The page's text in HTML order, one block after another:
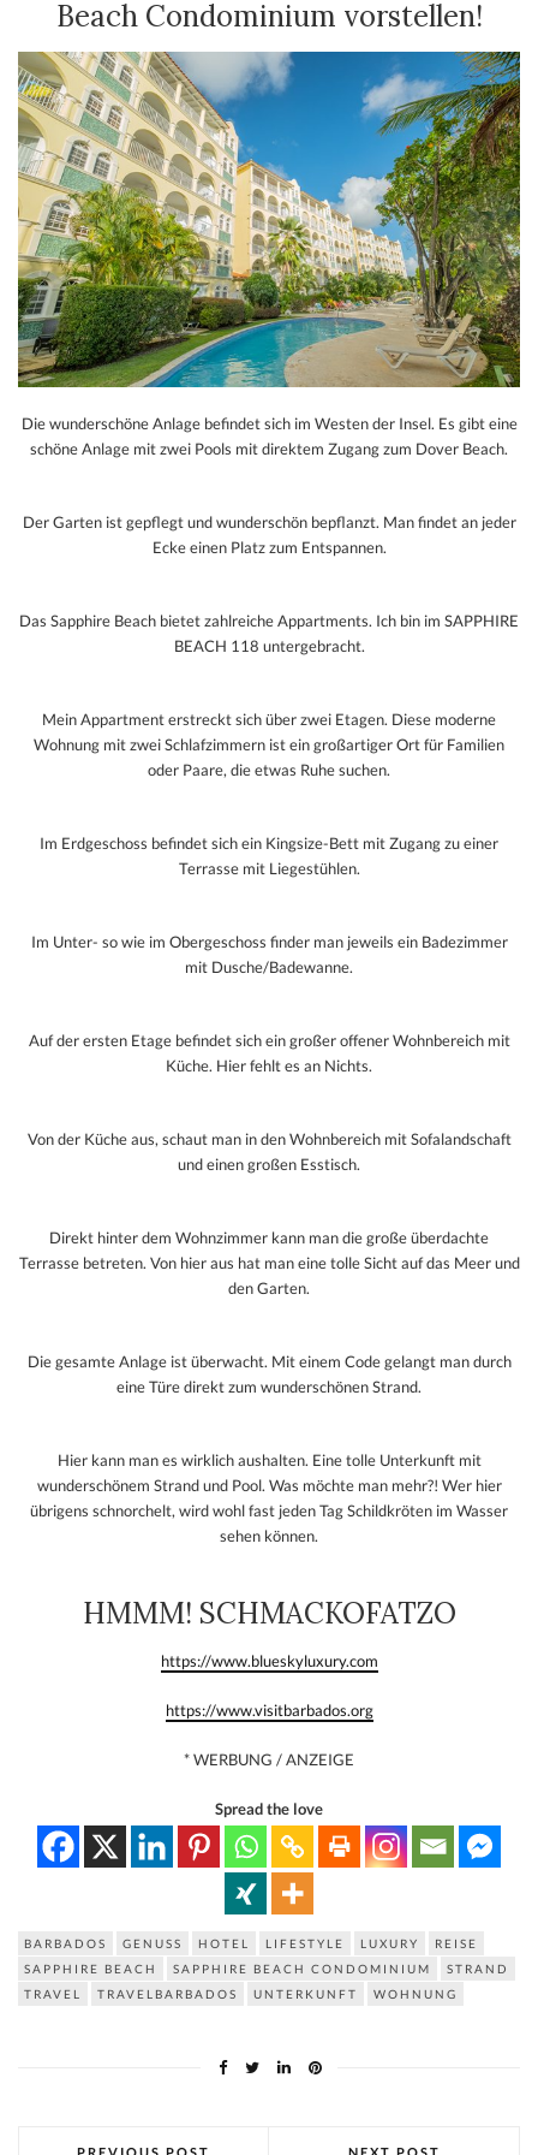
Beach Condominium vorstellen!
Die wunderschöne Anlage befindet sich im Westen der Insel. Es gibt eine
schöne Anlage mit zwei Pools mit direktem Zugang zum Dover Beach.
Der Garten ist gepflegt und wunderschön bepflanzt. Man findet an jeder
Ecke einen Platz zum Entspannen.
Das Sapphire Beach bietet zahlreiche Appartments. Ich bin im SAPPHIRE
BEACH 118 untergebracht.
Mein Appartment erstreckt sich über zwei Etagen. Diese moderne
Wohnung mit zwei Schlafzimmern ist ein großartiger Ort für Familien
oder Paare, die etwas Ruhe suchen.
Im Erdgeschoss befindet sich ein Kingsize-Bett mit Zugang zu einer
Terrasse mit Liegestühlen.
Im Unter- so wie im Obergeschoss finder man jeweils ein Badezimmer
mit Dusche/Badewanne.
Auf der ersten Etage befindet sich ein großer offener Wohnbereich mit
Küche. Hier fehlt es an Nichts.
Von der Küche aus, schaut man in den Wohnbereich mit Sofalandschaft
und einen großen Esstisch.
Direkt hinter dem Wohnzimmer kann man die große überdachte
Terrasse betreten. Von hier aus hat man eine tolle Sicht auf das Meer und
den Garten.
Die gesamte Anlage ist überwacht. Mit einem Code gelangt man durch
eine Türe direkt zum wunderschönen Strand.
Hier kann man es wirklich aushalten. Eine tolle Unterkunft mit
wunderschönem Strand und Pool. Was möchte man mehr?! Wer hier
übrigens schnorchelt, wird wohl fast jeden Tag Schildkröten im Wasser
sehen können.
HMMM! SCHMACKOFATZO
https://www.blueskyluxury.com
https://www.visitbarbados.org
* WERBUNG / ANZEIGE
Spread the love
BARBADOS GENUSS HOTEL LIFESTYLE LUXURY
REISE
SAPPHIRE BEACH
SAPPHIRE BEACH CONDOMINIUM
STRAND
TRAVEL
TRAVELBARBADOS UNTERKUNFT WOHNUNG
PREVIOUS POST NEXT POST